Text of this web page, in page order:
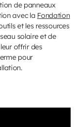
de panneaux
avec la Fondation
et les ressources
solaire et de
offrir des
pour